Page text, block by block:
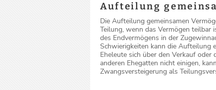
Aufteilung
Die Aufteilung gemeinsamen
Teilung, wenn das Vermögen teilbar
des Endvermögens in der
Schwierigkeiten kann die Aufteilung
Eheleute sich über den Verkauf oder
anderen Ehegatten nicht einigen,
Zwangsversteigerung als